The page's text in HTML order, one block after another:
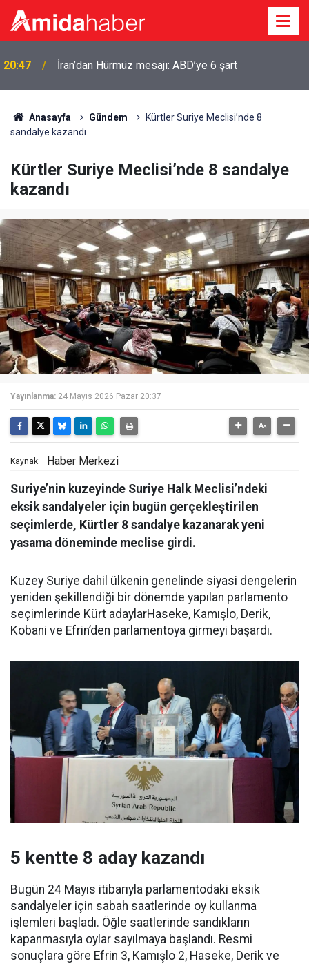
20:47 İran’dan Hürmüz mesajı: ABD’ye 6 şart
Anasayfa Gündem
Kürtler Suriye Meclisi’nde 8
sandalye kazandı
Kürtler Suriye Meclisi’nde 8 sandalye
kazandı
Yayınlanma: 24 Mayıs 2026 Pazar 20:37
Kaynak: Haber Merkezi
Suriye’nin kuzeyinde Suriye Halk Meclisi’ndeki
eksik sandalyeler için bugün gerçekleştirilen
seçimlerde, Kürtler 8 sandalye kazanarak yeni
yasama döneminde meclise girdi.
Kuzey Suriye dahil ülkenin genelinde siyasi dengelerin
yeniden şekillendiği bir dönemde yapılan parlamento
seçimlerinde Kürt adaylarHaseke, Kamışlo, Derik,
Kobani ve Efrin’den parlamentoya girmeyi başardı.
5 kentte 8 aday kazandı
Bugün 24 Mayıs itibarıyla parlamentodaki eksik
sandalyeler için sabah saatlerinde oy kullanma
işlemleri başladı. Öğle saatlerinde sandıkların
kapanmasıyla oylar sayılmaya başlandı. Resmi
sonuçlara göre Efrin 3, Kamışlo 2, Haseke, Derik ve